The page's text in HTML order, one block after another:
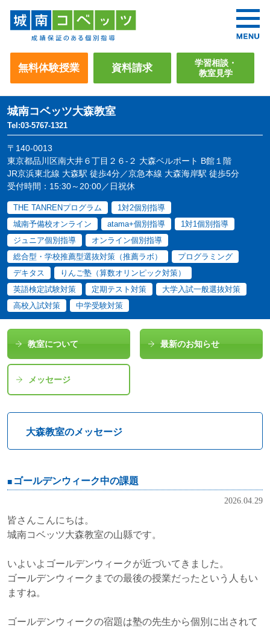
無料体験授業 資料請求
学習相談・
教室見学
城南コベッツ大森教室
Tel:03-5767-1321
〒140-0013
東京都品川区南大井６丁目２６-２ 大森ベルポート B館１階
JR京浜東北線 大森駅 徒歩4分／京急本線 大森海岸駅 徒歩5分
受付時間：15:30～20:00／日祝休
THE TANRENプログラム
1対2個別指導
城南予備校オンライン
atama+個別指導
1対1個別指導
ジュニア個別指導
オンライン個別指導
総合型・学校推薦型選抜対策（推薦ラボ）
プログラミング
デキタス
りんご塾（算数オリンピック対策）
英語検定試験対策
定期テスト対策
大学入試一般選抜対策
高校入試対策
中学受験対策
教室について 最新のお知らせ
メッセージ
大森教室のメッセージ
ゴールデンウィーク中の課題
2026.04.29
皆さんこんにちは。
城南コベッツ大森教室の山縣です。
いよいよゴールデンウィークが近づいてきました。
ゴールデンウィークまでの最後の授業だったという人もい
ますね。
ゴールデンウィークの宿題は塾の先生から個別に出されて